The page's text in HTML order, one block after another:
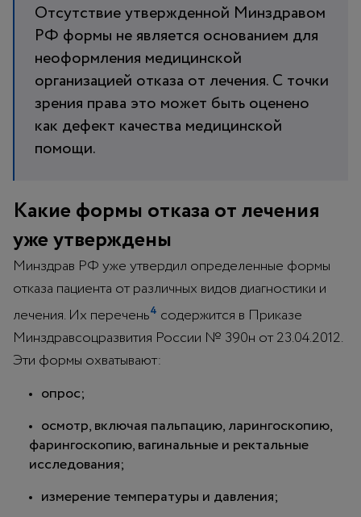
Отсутствие утвержденной Минздравом
РФ формы не является основанием для
неоформления медицинской
организацией отказа от лечения. С точки
зрения права это может быть оценено
как дефект качества медицинской
помощи.
Какие формы отказа от лечения
уже утверждены
Минздрав РФ уже утвердил определенные формы
отказа пациента от различных видов диагностики и
лечения. Их перечень4 содержится в Приказе
Минздравсоцразвития России № 390н от 23.04.2012.
Эти формы охватывают:
опрос;
осмотр, включая пальпацию, ларингоскопию,
фарингоскопию, вагинальные и ректальные
исследования;
измерение температуры и давления;